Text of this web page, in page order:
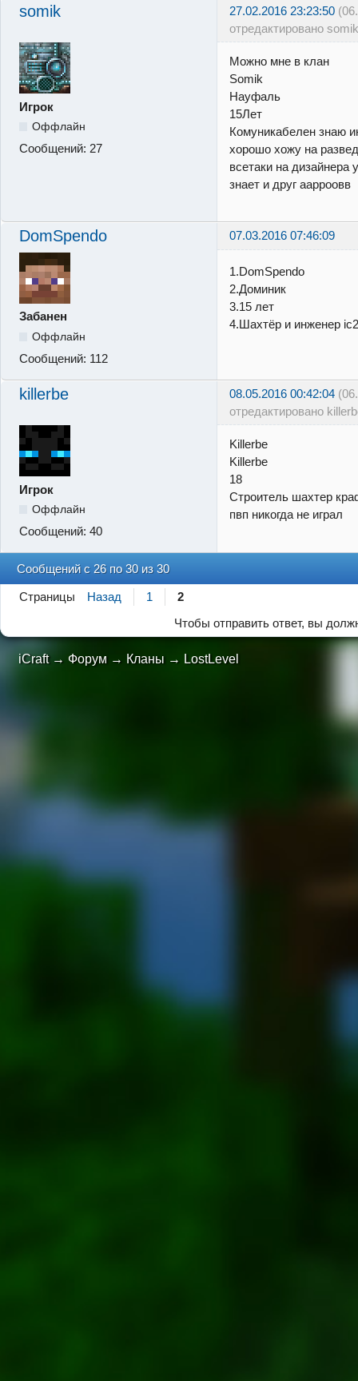
somik 27.02.2016 23:23:50
отредактировано
Игрок
Оффлайн
Сообщений: 27
Можно мне в клан
Somik
Науфаль
15Лет
Комуникабелен знаю
хорошо хожу на
всетаки на дизайнера
знает и друг аарроовв
DomSpendo 07.03.2016 07:46:09
Забанен
Оффлайн
Сообщений: 112
1.DomSpendo
2.Доминик
3.15 лет
4.Шахтёр и инженер ic2
killerbe 08.05.2016 00:42:04
отредактировано
Игрок
Оффлайн
Сообщений: 40
Killerbe
Killerbe
18
Строитель шахтер
пвп никогда не играл
Сообщений с 26 по 30 из 30
Страницы Назад 1
2
Чтобы отправить ответ, вы
iCraft → Форум → Кланы → LostLevel